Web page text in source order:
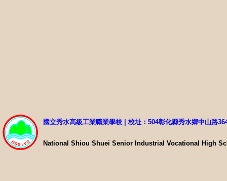
國立秀水高級工業職業學校 | 校址：504彰化縣秀水鄉中山路
National Shiou Shuei Senior Industrial Vocational High